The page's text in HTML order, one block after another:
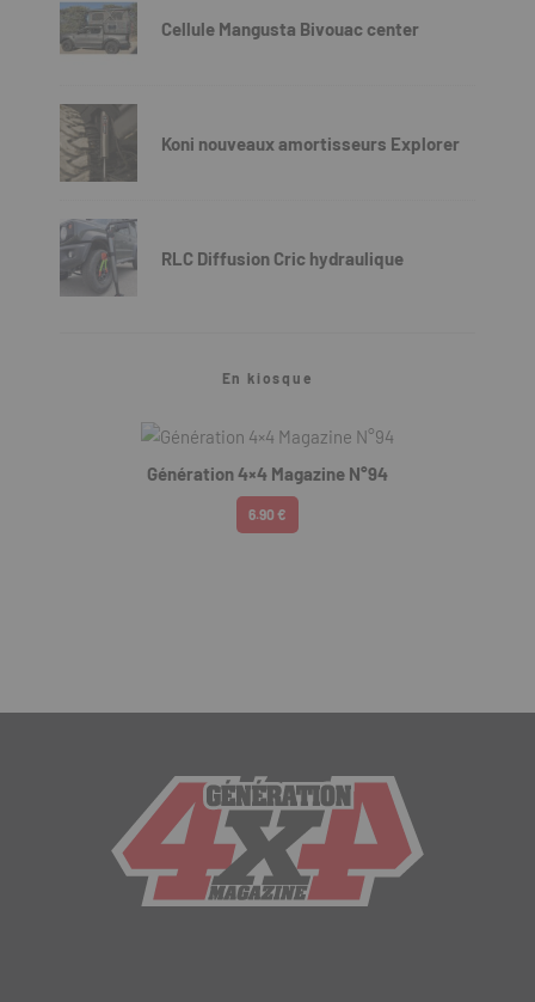
Cellule Mangusta Bivouac center
Koni nouveaux amortisseurs Explorer
RLC Diffusion Cric hydraulique
En kiosque
Génération 4×4 Magazine N°94
6.90 €